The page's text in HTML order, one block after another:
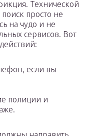
Технической
просто не
на чудо и не
сервисов. Вот
если вы
полиции и